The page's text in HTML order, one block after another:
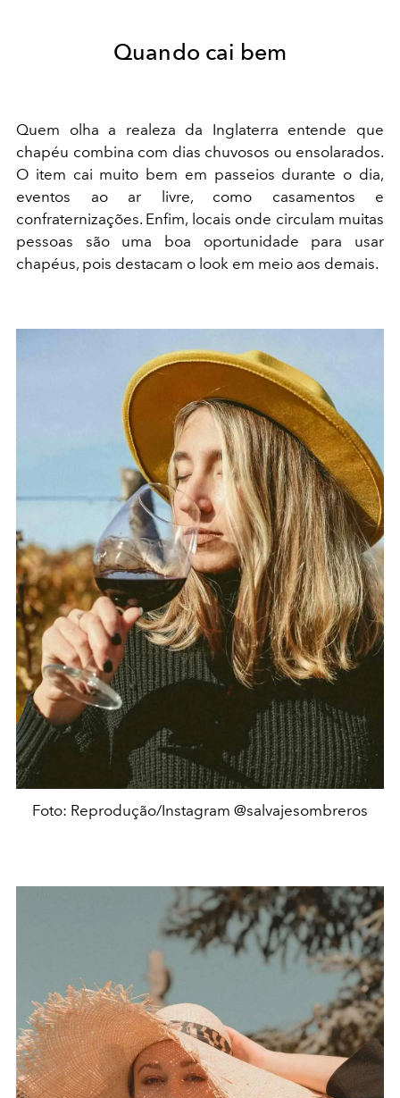
Quando cai bem
Quem olha a realeza da Inglaterra entende que
chapéu combina com dias chuvosos ou ensolarados.
O item cai muito bem em passeios durante o dia,
eventos ao ar livre, como casamentos e
confraternizações. Enfim, locais onde circulam muitas
pessoas são uma boa oportunidade para usar
chapéus, pois destacam o look em meio aos demais.
Foto: Reprodução/Instagram @salvajesombreros